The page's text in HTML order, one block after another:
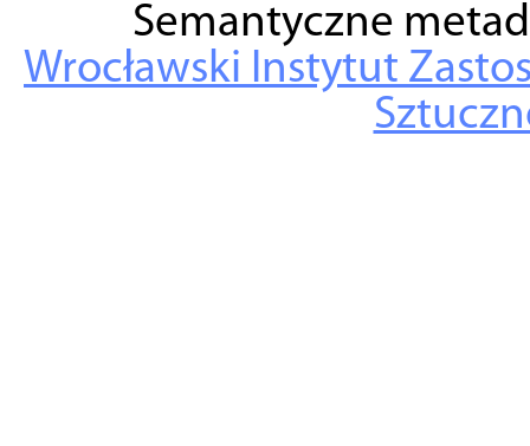
Semantyczne
Wrocławski Instytut